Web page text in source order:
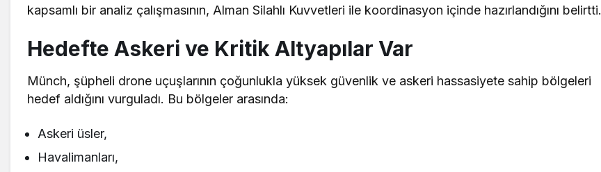
kapsamlı bir analiz çalışmasının, Alman Silahlı Kuvvetleri ile koordinasyon içinde hazırlandığını belirtti.
Hedefte Askeri ve Kritik Altyapılar Var
Münch, şüpheli drone uçuşlarının çoğunlukla yüksek güvenlik ve askeri hassasiyete sahip bölgeleri
hedef aldığını vurguladı. Bu bölgeler arasında:
Askeri üsler,
Havalimanları,